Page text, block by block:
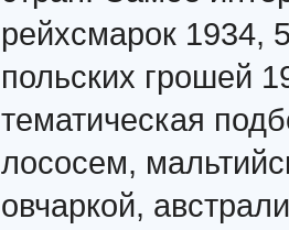
рейхсмарок 1934,
польских грошей
тематическая
лососем,
овчаркой,